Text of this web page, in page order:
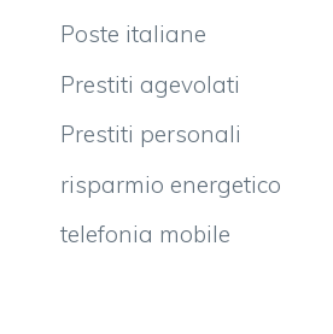
Poste italiane
Prestiti agevolati
Prestiti personali
risparmio energetico
telefonia mobile